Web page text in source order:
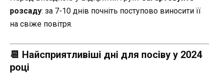
розсаду: за 7-10 днів почніть поступово виносити її
на свіже повітря.
📆 Найсприятливіші дні для посіву у 2024
році